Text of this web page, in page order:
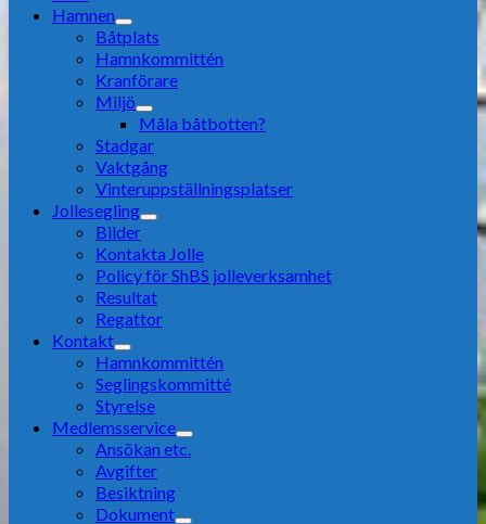
Hamnen
Båtplats
Hamnkommittén
Kranförare
Miljö
Måla båtbotten?
Stadgar
Vaktgång
Vinteruppställningsplatser
Jollesegling
Bilder
Kontakta Jolle
Policy för ShBS jolleverksamhet
Resultat
Regattor
Kontakt
Hamnkommittén
Seglingskommitté
Styrelse
Medlemsservice
Ansökan etc.
Avgifter
Besiktning
Dokument